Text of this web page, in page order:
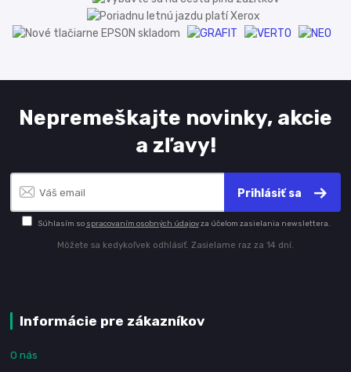
Nepremeškajte novinky, akcie
a zľavy!
Prihlásiť sa
Súhlasím so spracovaním osobných údajovza účelom zasielania newslettera.
Môžete sa kedykoľvek odhlásiť. Zasielame raz za 14 dní.
Informácie pre zákazníkov
O nás